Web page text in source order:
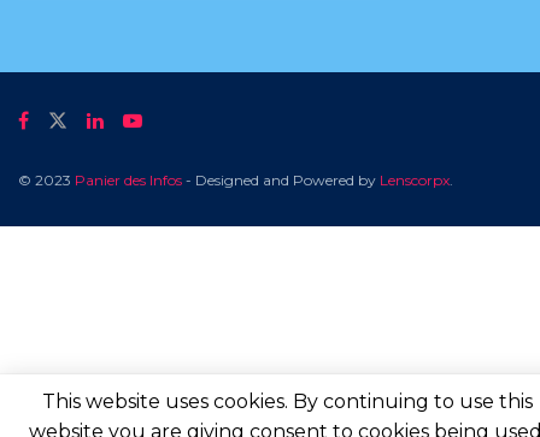
© 2023 Panier des Infos - Designed and Powered by Lenscorpx
This website uses cookies. By continuing to use this
website you are giving consent to cookies being